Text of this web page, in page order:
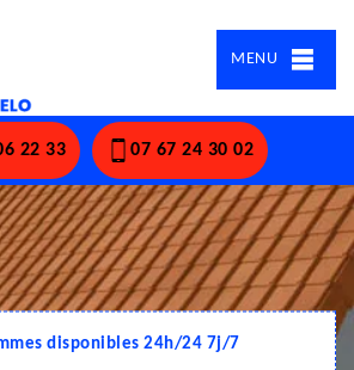
MENU
22 33 07 67 24 30 02
disponibles 24h/24 7j/7